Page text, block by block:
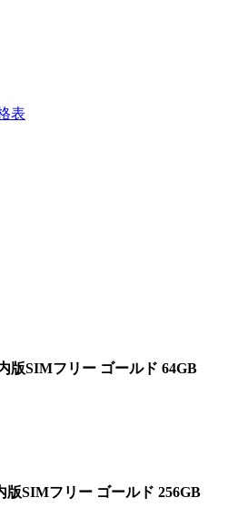
表
版SIMフリー ゴールド 64GB
版SIMフリー ゴールド 256GB